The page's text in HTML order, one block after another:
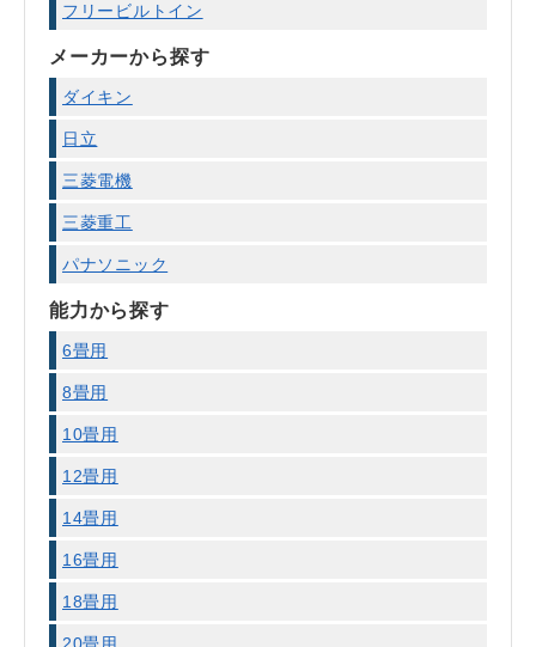
フリービルトイン
メーカーから探す
ダイキン
日立
三菱電機
三菱重工
パナソニック
能力から探す
6畳用
8畳用
10畳用
12畳用
14畳用
16畳用
18畳用
20畳用